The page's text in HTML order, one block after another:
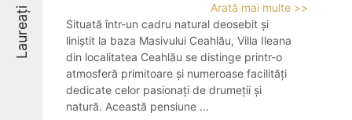
Laureați
Arată mai multe >>
Situată într-un cadru natural deosebit și
liniștit la baza Masivului Ceahlău, Villa Ileana
din localitatea Ceahlău se distinge printr-o
atmosferă primitoare și numeroase facilități
dedicate celor pasionați de drumeții și
natură. Această pensiune ...